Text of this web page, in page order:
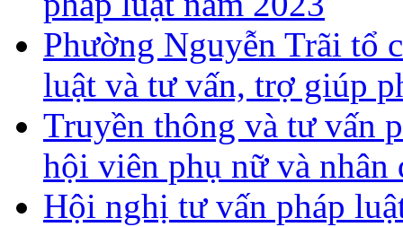
Phường Nguyễn Trãi tổ
luật và tư vấn, trợ giúp
Truyền thông và tư vấn
hội viên phụ nữ và nhân
Hội nghị tư vấn pháp